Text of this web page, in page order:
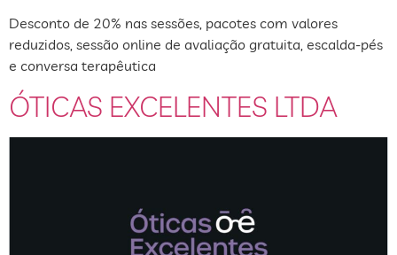
Desconto de 20% nas sessões, pacotes com valores
reduzidos, sessão online de avaliação gratuita, escalda-pés
e conversa terapêutica
ÓTICAS EXCELENTES LTDA